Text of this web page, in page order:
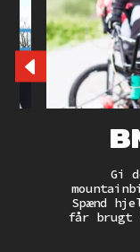
Gi
Spænd
får brugt